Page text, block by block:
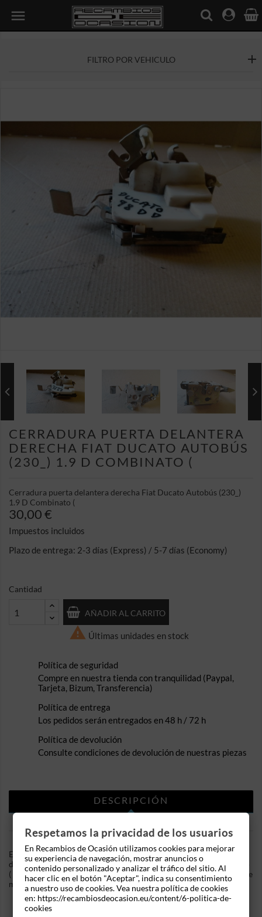

FILTRO POR VEHICULO
CERRADURA PUERTA DELANTERA
DERECHA FIAT DUCATO AUTOBÚS
(230_) 1.9 D COMBINATO (
Cerradura puerta delantera derecha Fiat Ducato Autobús (230_)
1.9 D Combinato (
30,00 €
Impuestos incluidos
Plazo de entrega: 2-3 días (Express) / 5-7 días (Economy)
Cantidad
AÑADIR AL CARRITO
 Últimas unidades en stock
Política de seguridad
Compre en nuestra tienda con tranquilidad (Paypal,
Tarjeta, Bizum, Transferencia)
Política de entrega
Los pedidos serán entregados en 48 h / 72 h
Política de devolución
Consulte condiciones de devolución de nuestras piezas
DESCRIPCIÓN
En Recambios de Ocasion disponemos de Cerradura puerta
delantera derecha Fiat Ducato Autobús (230_) 1.9 D Combinato
( .Referencia Interna: 02160859396262. Ademas, disponemos de
mas recambios, si tiene cualquier duda consultenos.
Respetamos la privacidad de los usuarios
En Recambios de Ocasión utilizamos cookies para mejorar
su experiencia de navegación, mostrar anuncios o
contenido personalizado y analizar el tráfico del sitio. Al
hacer clic en el botón "Aceptar", indica su consentimiento
a nuestro uso de cookies. Vea nuestra política de cookies
en: https://recambiosdeocasion.eu/content/6-politica-de-
cookies